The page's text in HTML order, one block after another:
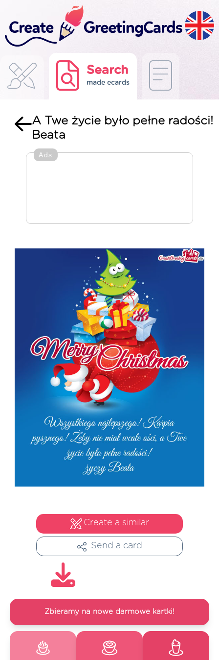
Search
made ecards
A Twe życie było pełne radości!
Beata
Ads
Create a similar
Send a card
Zbieramy na nowe darmowe kartki!